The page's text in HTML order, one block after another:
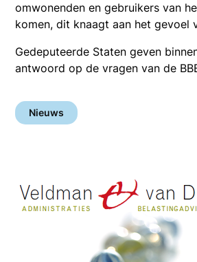
omwonenden en gebruikers van
komen, dit knaagt aan het gevoel
Gedeputeerde Staten geven
antwoord op de vragen van de
Nieuws